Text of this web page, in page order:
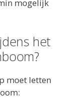
mogelijk
het
moet letten